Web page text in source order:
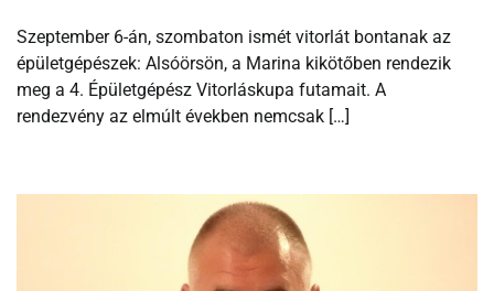
Szeptember 6-án, szombaton ismét vitorlát bontanak az
épületgépészek: Alsóörsön, a Marina kikötőben rendezik
meg a 4. Épületgépész Vitorláskupa futamait. A
rendezvény az elmúlt években nemcsak […]